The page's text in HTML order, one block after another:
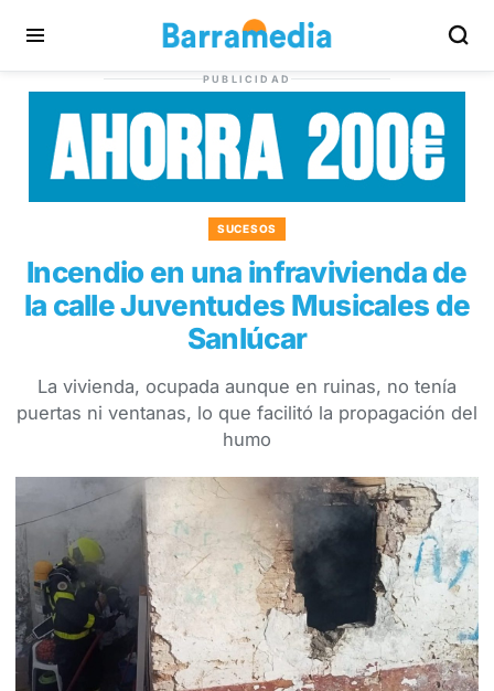
PUBLICIDAD
SUCESOS
Incendio en una infravivienda de
la calle Juventudes Musicales de
Sanlúcar
La vivienda, ocupada aunque en ruinas, no tenía
puertas ni ventanas, lo que facilitó la propagación del
humo